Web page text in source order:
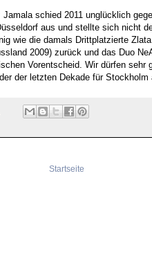
schied 2011 unglücklich
aus und stellte sich nicht
wie die damals Drittplatzierte
2009) zurück und das Duo
Vorentscheid. Wir dürfen sehr
der letzten Dekade für Stockholm
Startseite